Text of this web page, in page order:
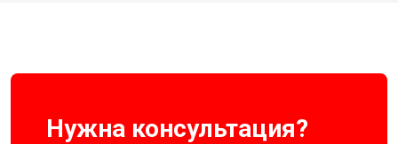
Нужна консультация?